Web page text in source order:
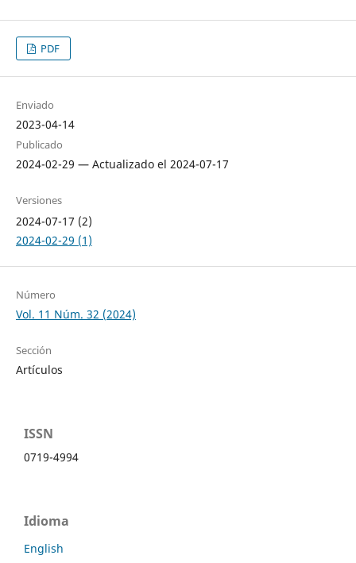
PDF
Enviado
2023-04-14
Publicado
2024-02-29 — Actualizado el 2024-07-17
Versiones
2024-07-17 (2)
2024-02-29 (1)
Número
Vol. 11 Núm. 32 (2024)
Sección
Artículos
ISSN
0719-4994
Idioma
English